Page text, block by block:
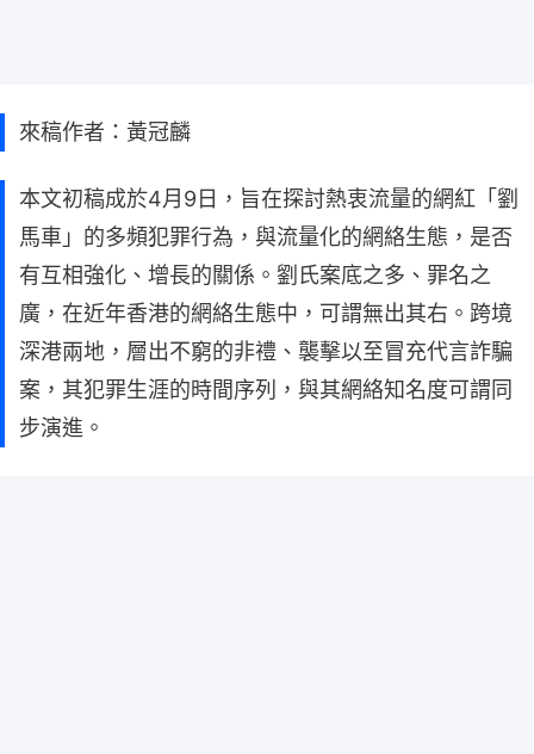
來稿作者：黃冠麟
本文初稿成於4月9日，旨在探討熱衷流量的網紅「劉
馬車」的多頻犯罪行為，與流量化的網絡生態，是否
有互相強化、增長的關係。劉氏案底之多、罪名之
廣，在近年香港的網絡生態中，可謂無出其右。跨境
深港兩地，層出不窮的非禮、襲擊以至冒充代言詐騙
案，其犯罪生涯的時間序列，與其網絡知名度可謂同
步演進。